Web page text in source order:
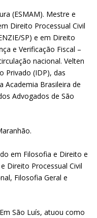
(ESMAM). Mestre e
Direito Processual Civil
SP) e em Direito
e Verificação Fiscal –
nacional. Velten
Privado (IDP), das
Academia Brasileira de
Advogados de São
em Filosofia e Direito e
Direito Processual Civil
Filosofia Geral e
São Luís, atuou como